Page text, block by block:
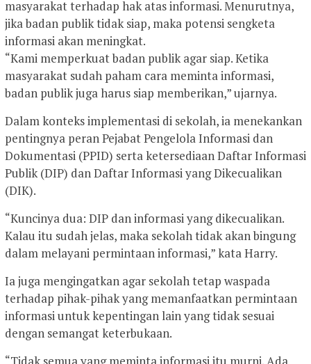
masyarakat terhadap hak atas informasi. Menurutnya,
jika badan publik tidak siap, maka potensi sengketa
informasi akan meningkat.
“Kami memperkuat badan publik agar siap. Ketika
masyarakat sudah paham cara meminta informasi,
badan publik juga harus siap memberikan,” ujarnya.
Dalam konteks implementasi di sekolah, ia menekankan
pentingnya peran Pejabat Pengelola Informasi dan
Dokumentasi (PPID) serta ketersediaan Daftar Informasi
Publik (DIP) dan Daftar Informasi yang Dikecualikan
(DIK).
“Kuncinya dua: DIP dan informasi yang dikecualikan.
Kalau itu sudah jelas, maka sekolah tidak akan bingung
dalam melayani permintaan informasi,” kata Harry.
Ia juga mengingatkan agar sekolah tetap waspada
terhadap pihak-pihak yang memanfaatkan permintaan
informasi untuk kepentingan lain yang tidak sesuai
dengan semangat keterbukaan.
“Tidak semua yang meminta informasi itu murni. Ada